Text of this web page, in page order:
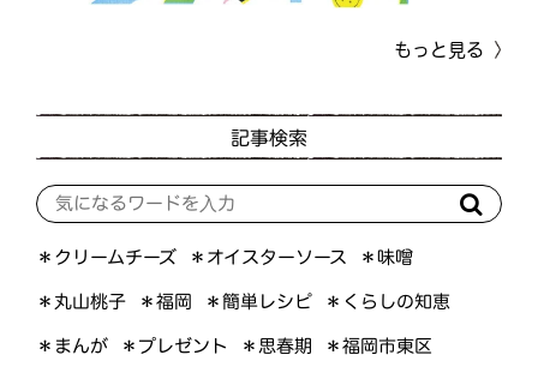
もっと見る
記事検索
＊クリームチーズ ＊オイスターソース ＊味噌
＊丸山桃子 ＊福岡 ＊簡単レシピ ＊くらしの知恵
＊まんが ＊プレゼント ＊思春期 ＊福岡市東区